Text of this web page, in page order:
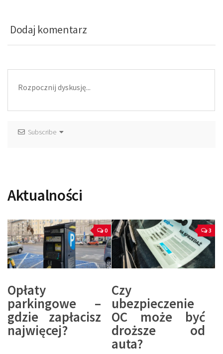
Dodaj komentarz
Subscribe
Aktualności
0
Opłaty
parkingowe –
gdzie zapłacisz
najwięcej?
3
Czy
ubezpieczenie
OC może być
droższe od
auta?